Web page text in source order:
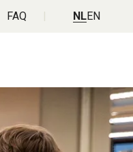
FAQ NLEN